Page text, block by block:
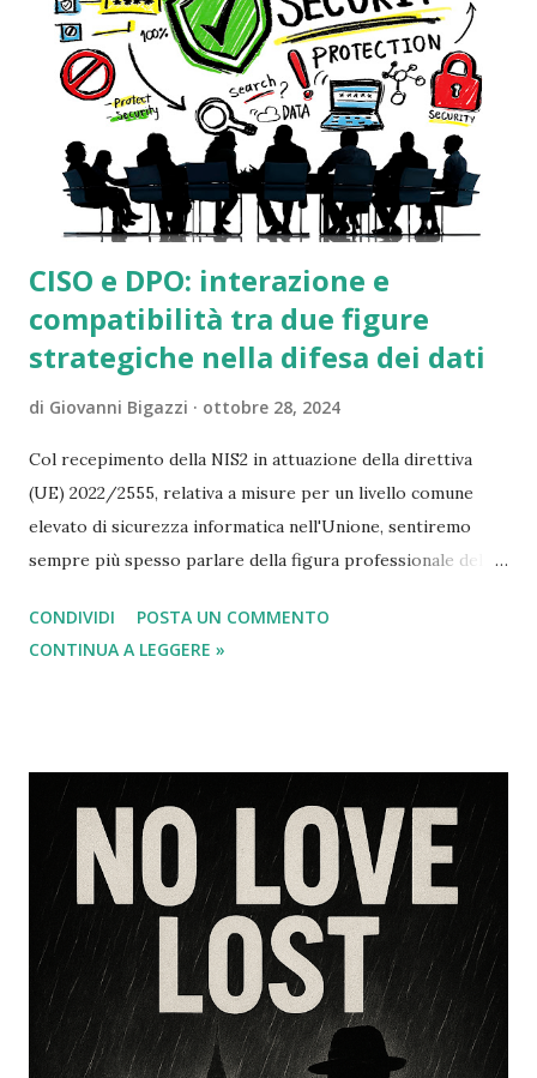
di un attacco informatico oppure come strumento forense
per individuare le cause e le responsabilità in caso di
violazione dei dati personali ( data breach ). Inoltre, fatto
non trascurabile, l'acquisizione forense di questi log è uno
strumento di indagine essenziale per l'autorità giudiz...
CISO e DPO: interazione e
compatibilità tra due figure
strategiche nella difesa dei dati
di Giovanni Bigazzi ottobre 28, 2024
Col recepimento della NIS2 in attuazione della direttiva
(UE) 2022/2555, relativa a misure per un livello comune
elevato di sicurezza informatica nell'Unione, sentiremo
sempre più spesso parlare della figura professionale del
Officer. In questo articolo esaminiamo il rapporto tra
questa figura attinente alla sicurezza informatica e quella
protezione dei dati personali (UE) 2016/679. Diciamo
subito che entrambe sono figure che operano nell'ambito
della sicurezza dei dati, con ruoli distinti ma
complementari. Ecco una panoramica di ciascun ruolo e
delle loro possibili interazioni. Ruolo del CISO: Il CISO è
responsabile della sicurezza delle informazioni e dei
sistemi aziendali. Si occupa della gestione dei rischi legati
alla sicurezza informatica, della...
CONDIVIDI
POSTA UN COMMENTO
CONTINUA A LEGGERE »